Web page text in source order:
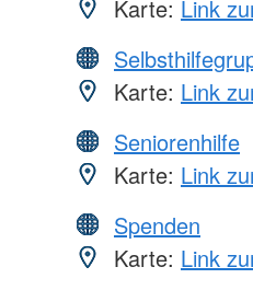
Karte: Link
Karte: Link
Seniorenhilfe
Karte: Link
Spenden
Karte: Link